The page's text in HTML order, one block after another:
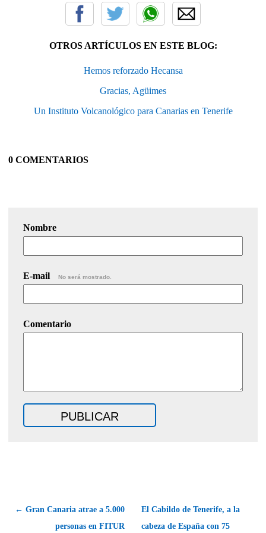
OTROS ARTÍCULOS EN ESTE BLOG:
Hemos reforzado Hecansa
Gracias, Agüimes
Un Instituto Volcanológico para Canarias en Tenerife
0 COMENTARIOS
Nombre
E-mail No será mostrado.
Comentario
← Gran Canaria atrae a 5.000
personas en FITUR
El Cabildo de Tenerife, a la
cabeza de España con 75